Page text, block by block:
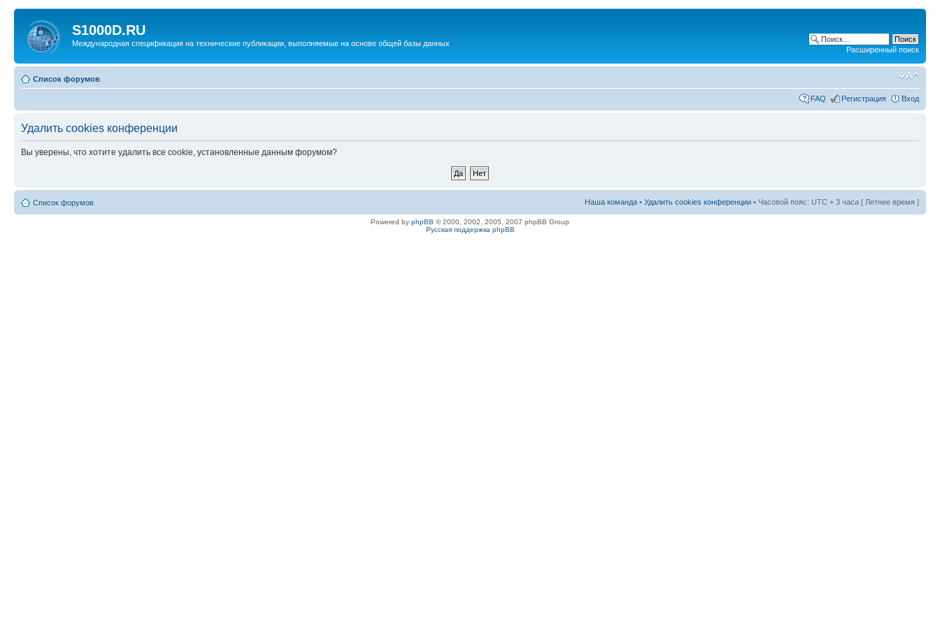
S1000D.RU
Международная спецификация на технические публикации, выполняемые на основе общей базы данных
Расширенный поиск
Список форумов
FAQ Регистрация Вход
Удалить cookies конференции
Вы уверены, что хотите удалить все cookie, установленные данным форумом?
Список форумов Наша команда • Удалить cookies конференции • Часовой пояс: UTC + 3 часа [ Летнее время ]
Powered by phpBB © 2000, 2002, 2005, 2007 phpBB Group
Русская поддержка phpBB